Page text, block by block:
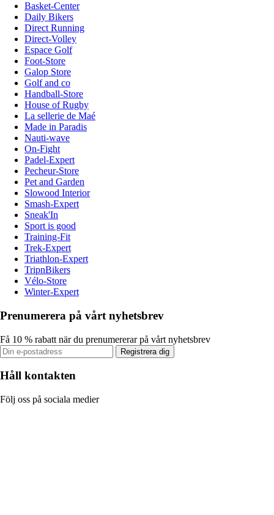
Basket-Center
Daily Bikers
Direct Running
Direct-Volley
Espace Golf
Foot-Store
Galop Store
Golf and co
Handball-Store
House of Rugby
La sellerie de Maé
Made in Paradis
Nauti-wave
On-Fight
Padel-Expert
Pecheur-Store
Pet and Garden
Slowood Interior
Smash-Expert
Sneak'In
Sport is good
Training-Fit
Trek-Expert
Triathlon-Expert
TripnBikers
Vélo-Store
Winter-Expert
Prenumerera på vårt nyhetsbrev
Få 10 % rabatt när du prenumererar på vårt nyhetsbrev
Registrera dig
Håll kontakten
Följ oss på sociala medier